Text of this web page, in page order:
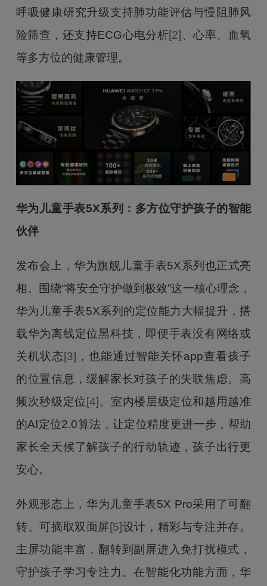
呼吸健康研究升级支持肺功能评估与慢阻肺风
险筛查，还支持ECG心电分析[2] 、心率、血氧
等多方位的健康管理。
华为儿童手表5X系列：多方位守护孩子的智能
伙伴
发布会上，华为旗舰儿童手表5X系列也正式亮
相。围绕“将安全守护做到极致”这一核心理念，
华为儿童手表5X系列的定位能力大幅提升，搭
载华为离线定位黑科技，即便手表没有网络或
关机状态[3] ，也能通过智能关怀app查看孩子
的位置信息，缓解家长对孩子的失联焦虑。高
频次秒级定位[4]、室内楼层级定位和越用越准
的AI定位2.0算法，让定位精度更进一步，帮助
家长全天候了解孩子的行动轨迹，孩子出行更
安心。
外观形态上，华为儿童手表5X Pro采用了可翻
转、可摘取双面屏[5]设计，精彩与专注并存。
主屏功能丰富，翻转到副屏进入免打扰模式，
守护孩子学习专注力。在智能化功能方面，华